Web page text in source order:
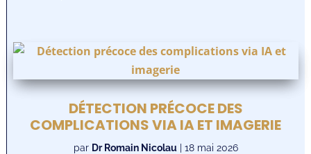
DÉTECTION PRÉCOCE DES
COMPLICATIONS VIA IA ET IMAGERIE
par Dr Romain Nicolau | 18 mai 2026